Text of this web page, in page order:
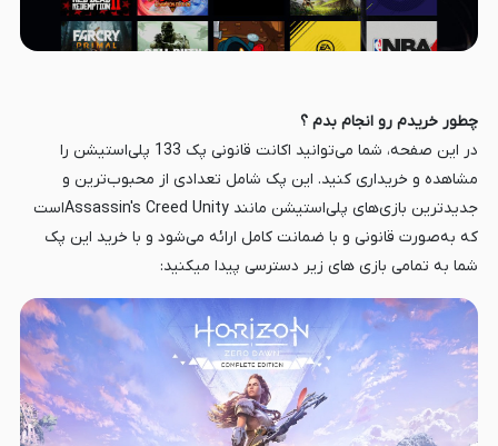
چطور خریدم رو انجام بدم ؟
در این صفحه، شما می‌توانید اکانت قانونی پک 133 پلی‌استیشن را
مشاهده و خریداری کنید. این پک شامل تعدادی از محبوب‌ترین و
جدیدترین بازی‌های پلی‌استیشن مانند Assassin's Creed Unityاست
که به‌صورت قانونی و با ضمانت کامل ارائه می‌شود و با خرید این پک
شما به تمامی بازی های زیر دسترسی پیدا میکنید: